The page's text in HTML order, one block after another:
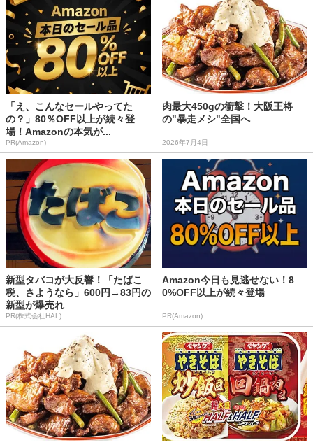
「え、こんなセールやってた
の？」80％OFF以上が続々登
場！Amazonの本気が...
PR(Amazon)
肉最大450gの衝撃！大阪王将
の"暴走メシ"全国へ
2026年7月4日
新型タバコが大反響！「たばこ
税、さようなら」600円→83円の
新型が爆売れ
PR(株式会社HAL)
Amazon今日も見逃せない！8
0%OFF以上が続々登場
PR(Amazon)